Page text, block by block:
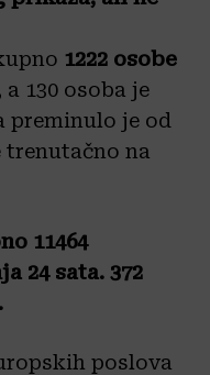
1222 osobe
a 130 osoba je
preminulo je od
trenutačno na
11464
24 sata. 372
poslova